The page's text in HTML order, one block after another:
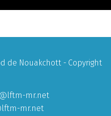
de Nouakchott - Copyright
mr.net
mr.net